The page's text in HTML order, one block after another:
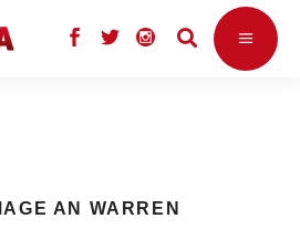
AN WARREN